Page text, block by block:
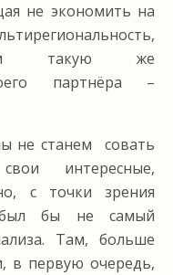
не экономить на
такую же
партнёра –
не станем совать
интересные,
с точки зрения
был бы не самый
Там, больше
в первую очередь,